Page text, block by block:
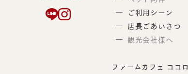
ご利用シーン
店長ごあいさつ
観光会社様へ
ファームカフェ ココロ